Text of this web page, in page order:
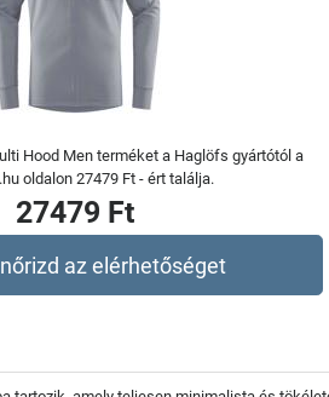
Hood Men terméket a Haglöfs gyártótól a
oldalon 27479 Ft - ért találja.
27479 Ft
az elérhetőséget